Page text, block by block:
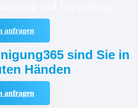
anfragen
sind Sie in
Händen
anfragen